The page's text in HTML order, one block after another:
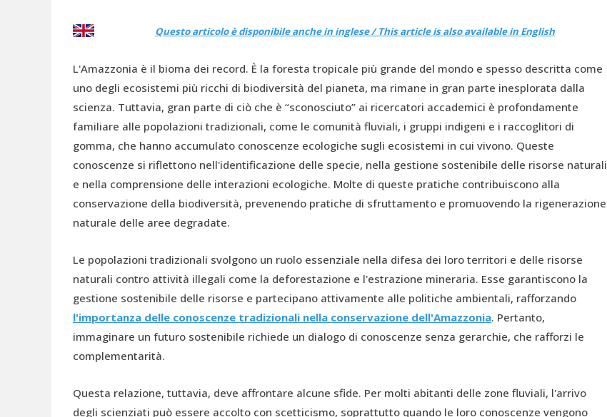
Questo articolo è disponibile anche in inglese / This article is also available in English
L'Amazzonia è il bioma dei record. È la foresta tropicale più grande del mondo e spesso descritta come
uno degli ecosistemi più ricchi di biodiversità del pianeta, ma rimane in gran parte inesplorata dalla
scienza. Tuttavia, gran parte di ciò che è “sconosciuto” ai ricercatori accademici è profondamente
familiare alle popolazioni tradizionali, come le comunità fluviali, i gruppi indigeni e i raccoglitori di
gomma, che hanno accumulato conoscenze ecologiche sugli ecosistemi in cui vivono. Queste
conoscenze si riflettono nell'identificazione delle specie, nella gestione sostenibile delle risorse naturali
e nella comprensione delle interazioni ecologiche. Molte di queste pratiche contribuiscono alla
conservazione della biodiversità, prevenendo pratiche di sfruttamento e promuovendo la rigenerazione
naturale delle aree degradate.
Le popolazioni tradizionali svolgono un ruolo essenziale nella difesa dei loro territori e delle risorse
naturali contro attività illegali come la deforestazione e l'estrazione mineraria. Esse garantiscono la
gestione sostenibile delle risorse e partecipano attivamente alle politiche ambientali, rafforzando
l'importanza delle conoscenze tradizionali nella conservazione dell'Amazzonia. Pertanto,
immaginare un futuro sostenibile richiede un dialogo di conoscenze senza gerarchie, che rafforzi le
complementarità.
Questa relazione, tuttavia, deve affrontare alcune sfide. Per molti abitanti delle zone fluviali, l'arrivo
degli scienziati può essere accolto con scetticismo, soprattutto quando le loro conoscenze vengono